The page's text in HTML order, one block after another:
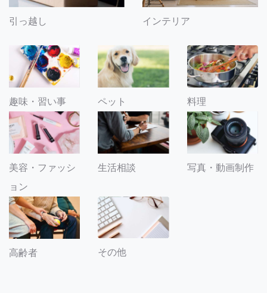
引っ越し インテリア
趣味・習い事 ペット 料理
美容・ファッシ
ョン
生活相談 写真・動画制作
高齢者 その他